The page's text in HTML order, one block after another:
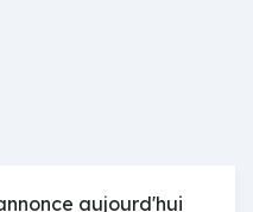
aujourd'hui